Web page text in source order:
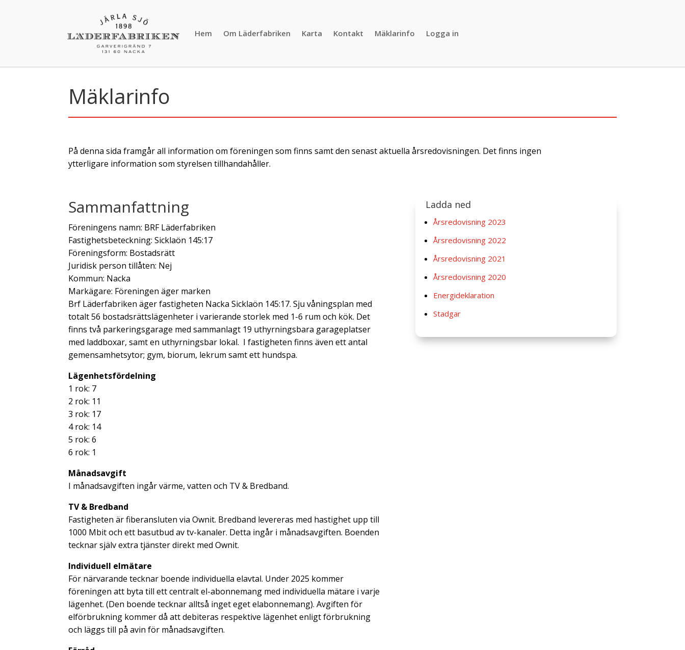
Hem Om Läderfabriken Karta Kontakt Mäklarinfo Logga in
Mäklarinfo
På denna sida framgår all information om föreningen som finns samt den senast aktuella årsredovisningen. Det finns ingen
ytterligare information som styrelsen tillhandahåller.
Sammanfattning
Föreningens namn: BRF Läderfabriken
Fastighetsbeteckning: Sicklaön 145:17
Föreningsform: Bostadsrätt
Juridisk person tillåten: Nej
Kommun: Nacka
Markägare: Föreningen äger marken
Brf Läderfabriken äger fastigheten Nacka Sicklaön 145:17. Sju våningsplan med
totalt 56 bostadsrättslägenheter i varierande storlek med 1-6 rum och kök. Det
finns två parkeringsgarage med sammanlagt 19 uthyrningsbara garageplatser
med laddboxar, samt en uthyrningsbar lokal. I fastigheten finns även ett antal
gemensamhetsytor; gym, biorum, lekrum samt ett hundspa.
Lägenhetsfördelning
1 rok: 7
2 rok: 11
3 rok: 17
4 rok: 14
5 rok: 6
6 rok: 1
Månadsavgift
I månadsavgiften ingår värme, vatten och TV & Bredband.
TV & Bredband
Fastigheten är fiberansluten via Ownit. Bredband levereras med hastighet upp till
1000 Mbit och ett basutbud av tv-kanaler. Detta ingår i månadsavgiften. Boenden
tecknar själv extra tjänster direkt med Ownit.
Individuell elmätare
För närvarande tecknar boende individuella elavtal. Under 2025 kommer
föreningen att byta till ett centralt el-abonnemang med individuella mätare i varje
lägenhet. (Den boende tecknar alltså inget eget elabonnemang). Avgiften för
elförbrukning kommer då att debiteras respektive lägenhet enligt förbrukning
och läggs till på avin för månadsavgiften.
Ladda ned
Årsredovisning 2023
Årsredovisning 2022
Årsredovisning 2021
Årsredovisning 2020
Energideklaration
Stadgar